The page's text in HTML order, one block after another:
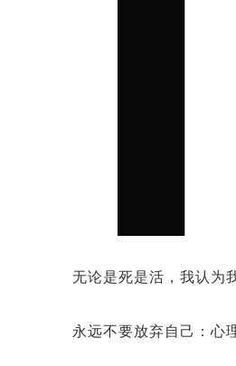
无论是死是活，我认为
永远不要放弃自己：心